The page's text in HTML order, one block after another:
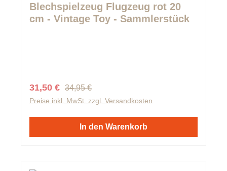
Blechspielzeug Flugzeug rot 20
cm - Vintage Toy - Sammlerstück
Verkaufspreis:
31,50 € Regulärer Preis:
34,95 €
Preise inkl. MwSt. zzgl. Versandkosten
In den Warenkorb